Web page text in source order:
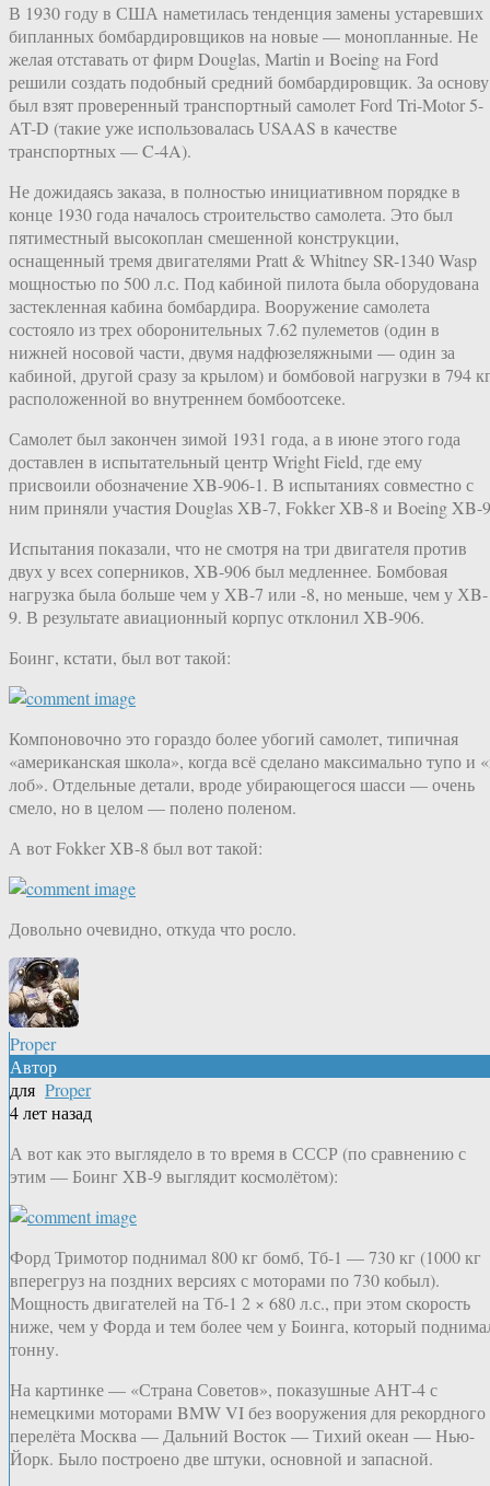
В 1930 году в США наметилась тенденция замены устаревших
бипланных бомбардировщиков на новые — монопланные. Не
желая отставать от фирм Douglas, Martin и Boeing на Ford
решили создать подобный средний бомбардировщик. За основу
был взят проверенный транспортный самолет Ford Tri-Motor 5-
AT-D (такие уже использовалась USAAS в качестве
транспортных — C-4A).
Не дожидаясь заказа, в полностью инициативном порядке в
конце 1930 года началось строительство самолета. Это был
пятиместный высокоплан смешенной конструкции,
оснащенный тремя двигателями Pratt & Whitney SR-1340 Wasp
мощностью по 500 л.с. Под кабиной пилота была оборудована
застекленная кабина бомбардира. Вооружение самолета
состояло из трех оборонительных 7.62 пулеметов (один в
нижней носовой части, двумя надфюзеляжными — один за
кабиной, другой сразу за крылом) и бомбовой нагрузки в 794
расположенной во внутреннем бомбоотсеке.
Самолет был закончен зимой 1931 года, а в июне этого года
доставлен в испытательный центр Wright Field, где ему
присвоили обозначение XB-906-1. В испытаниях совместно с
ним приняли участия Douglas XB-7, Fokker XB-8 и Boeing XB-
Испытания показали, что не смотря на три двигателя против
двух у всех соперников, XB-906 был медленнее. Бомбовая
нагрузка была больше чем у XB-7 или -8, но меньше, чем у ХB-
9. В результате авиационный корпус отклонил XB-906.
Боинг, кстати, был вот такой:
Компоновочно это гораздо более убогий самолет, типичная
«американская школа», когда всё сделано максимально тупо и
лоб». Отдельные детали, вроде убирающегося шасси — очень
смело, но в целом — полено поленом.
А вот Fokker XB-8 был вот такой:
Довольно очевидно, откуда что росло.
Proper
Автор
для Proper
4 лет назад
А вот как это выглядело в то время в СССР (по сравнению с
этим — Боинг XB-9 выглядит космолётом):
Форд Тримотор поднимал 800 кг бомб, Тб-1 — 730 кг (1000 кг
вперегруз на поздних версиях с моторами по 730 кобыл).
Мощность двигателей на Тб-1 2 × 680 л.с., при этом скорость
ниже, чем у Форда и тем более чем у Боинга, который
тонну.
На картинке — «Страна Советов», показушные АНТ-4 с
немецкими моторами BMW VI без вооружения для рекордного
перелёта Москва — Дальний Восток — Тихий океан — Нью-
Йорк. Было построено две штуки, основной и запасной.